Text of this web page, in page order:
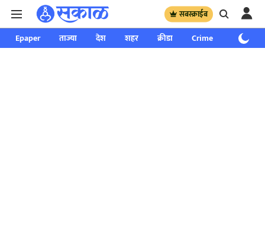
सबस्क्राईब
Epaper ताज्या देश शहर क्रीडा Crime साप्ताहिक